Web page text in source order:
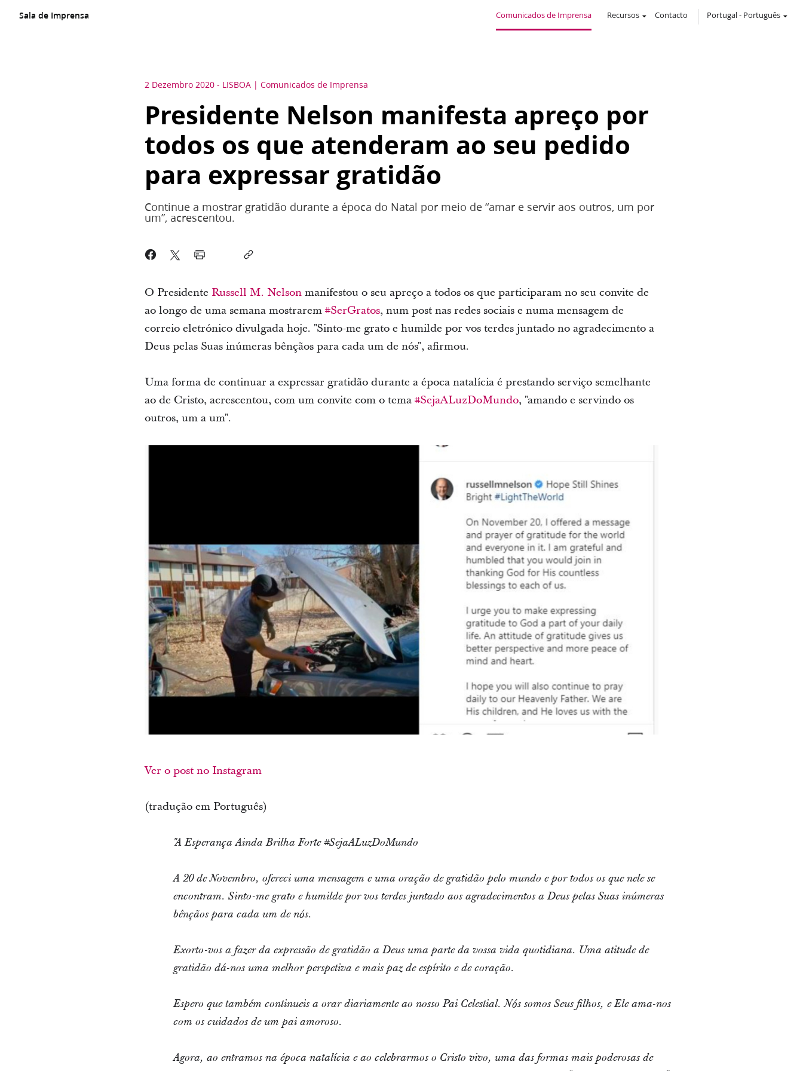
Sala de Imprensa Comunicados de Imprensa Recursos Contacto Portugal- Português
2 Dezembro 2020 - LISBOA Comunicados de Imprensa
Presidente Nelson manifesta apreço por
todos os que atenderam ao seu pedido
para expressar gratidão
Continue a mostrar gratidão durante a época do Natal por meio de “amar e servir aos outros, um por
um”, acrescentou.
O Presidente Russell M. Nelsonmanifestou o seu apreço a todos os que participaram no seu convite de
ao longo de uma semana mostrarem #SerGratos, num post nas redes sociais e numa mensagem de
correio eletrónico divulgada hoje. "Sinto-me grato e humilde por vos terdes juntado no agradecimento a
Deus pelas Suas inúmeras bênçãos para cada um de nós", afirmou.
Uma forma de continuar a expressar gratidão durante a época natalícia é prestando serviço semelhante
ao de Cristo, acrescentou, com um convite com o tema #SejaALuzDoMundo, "amando e servindo os
outros, um a um".
Ver o post no Instagram
(tradução em Português)
"A Esperança Ainda Brilha Forte #SejaALuzDoMundo
A 20 de Novembro, ofereci uma mensagem e uma oração de gratidão pelo mundo e por todos os que nele se
encontram. Sinto-me grato e humilde por vos terdes juntado aos agradecimentos a Deus pelas Suas inúmeras
bênçãos para cada um de nós.
Exorto-vos a fazer da expressão de gratidão a Deus uma parte da vossa vida quotidiana. Uma atitude de
gratidão dá-nos uma melhor perspetiva e mais paz de espírito e de coração.
Espero que também continueis a orar diariamente ao nosso Pai Celestial. Nós somos Seus filhos, e Ele ama-nos
com os cuidados de um pai amoroso.
Agora, ao entramos na época natalícia e ao celebrarmos o Cristo vivo, uma das formas mais poderosas de